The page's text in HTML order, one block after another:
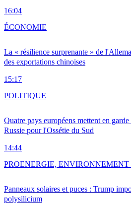
16:04
La « résilience surprenante » de
des exportations chinoises
15:17
ÉCONOMIE
Quatre pays européens mettent en
Russie pour l'Ossétie du Sud
14:44
POLITIQUE
Panneaux solaires et puces : Trump
polysilicium
PROENERGIE, ENVIRONNEMENT